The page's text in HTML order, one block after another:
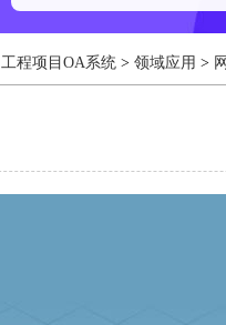
工程项目OA系统 > 领域应用 >